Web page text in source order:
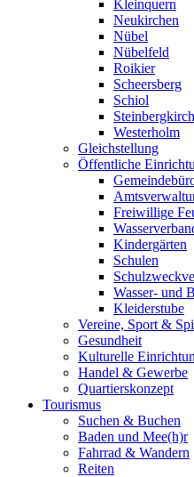
Kleinquern
Neukirchen
Nübel
Nübelfeld
Roikier
Scheersberg
Schiol
Westerholm
Gleichstellung
Öffentliche
Freiwillige
Kindergärten
Schulen
Wasser- und
Kleiderstube
Vereine, Sport &
Gesundheit
Kulturelle
Handel & Gewerbe
Quartierskonzept
Tourismus
Suchen & Buchen
Baden und Mee(h)r
Fahrrad & Wandern
Reiten